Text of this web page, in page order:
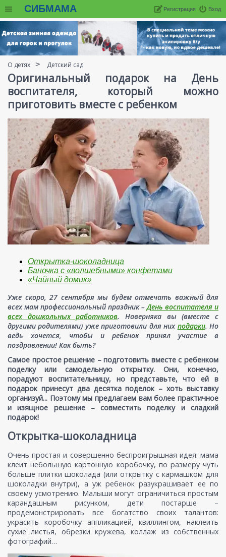
СИБМАМА Вход
Регистрация
О детях Детский сад
Оригинальный подарок на День
воспитателя, который можно
приготовить вместе с ребенком
Открытка-шоколадница
Баночка с «волшебными» конфетами
«Чайный домик»
Уже скоро, 27 сентября мы будем отмечать важный для
всех мам профессиональный праздник –День воспитателя и
всех дошкольных работников. Наверняка вы (вместе с
другими родителями) уже приготовили для них подарки. Но
ведь хочется, чтобы и ребенок принял участие в
поздравлении! Как быть?
Самое простое решение – подготовить вместе с ребенком
поделку или самодельную открытку. Они, конечно,
порадуют воспитательницу, но представьте, что ей в
подарок принесут два десятка поделок – хоть выставку
организуй... Поэтому мы предлагаем вам более практичное
и изящное решение – совместить поделку и сладкий
подарок!
Открытка-шоколадница
Очень простая и совершенно беспроигрышная идея: мама
клеит небольшую картонную коробочку, по размеру чуть
больше плитки шоколада (или открытку с кармашком для
шоколадки внутри), а уж ребенок разукрашивает ее по
своему усмотрению. Малыши могут ограничиться простым
карандашным рисунком, дети постарше –
продемонстрировать все богатство своих талантов:
украсить коробочку аппликацией, квиллингом, наклеить
сухие листья, обрезки кружева, коллаж из собственных
фотографий…